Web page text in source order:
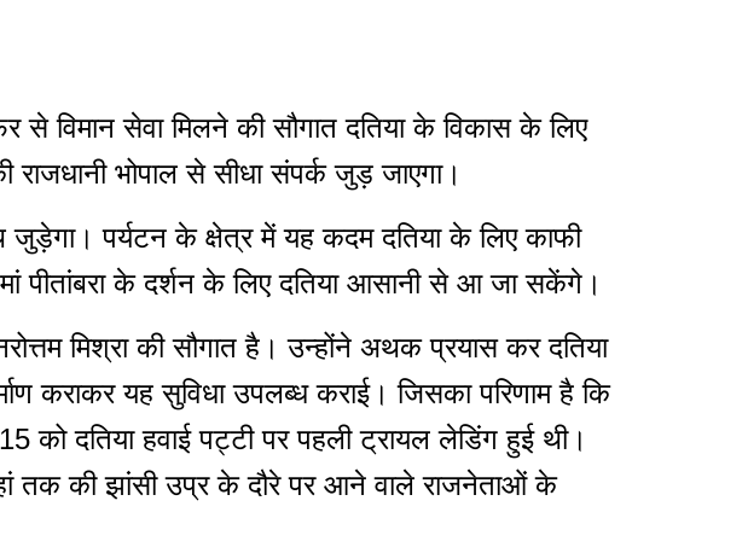
से विमान सेवा मिलने की सौगात दतिया के विकास के लिए
भोपाल से सीधा संपर्क जुड़ जाएगा।
जुड़ेगा। पर्यटन के क्षेत्र में यह कदम दतिया के लिए काफी
पीतांबरा के दर्शन के लिए दतिया आसानी से आ जा सकेंगे।
मिश्रा की सौगात है। उन्होंने अथक प्रयास कर दतिया
कराकर यह सुविधा उपलब्ध कराई। जिसका परिणाम है कि
दतिया हवाई पट्टी पर पहली ट्रायल लेडिंग हुई थी।
तक की झांसी उप्र के दौरे पर आने वाले राजनेताओं के